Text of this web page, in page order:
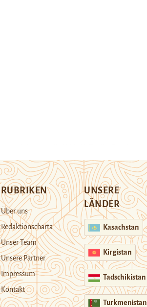
RUBRIKEN
Über uns
Redaktionscharta
Unser Team
Unsere Partner
Impressum
Kontakt
UNSERE
LÄNDER
Kasachstan
Kirgistan
Tadschikistan
Turkmenistan